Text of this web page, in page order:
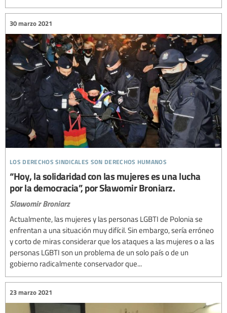
los derechos sindicales son derechos humanos
30 marzo 2021
“Hoy, la solidaridad con las mujeres es una lucha
por la democracia”, por Sławomir Broniarz.
Slawomir Broniarz
Actualmente, las mujeres y las personas LGBTI de Polonia se
enfrentan a una situación muy difícil. Sin embargo, sería erróneo
y corto de miras considerar que los ataques a las mujeres o a las
personas LGBTI son un problema de un solo país o de un
gobierno radicalmente conservador que...
23 marzo 2021